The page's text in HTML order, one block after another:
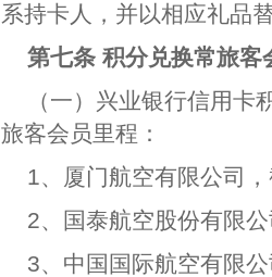
系持卡人，并以相应礼品
第七条 积分兑换常旅客
（一）兴业银行信用
旅客会员里程：
1、厦门航空有限公司
2、国泰航空股份有限
3、中国国际航空有限